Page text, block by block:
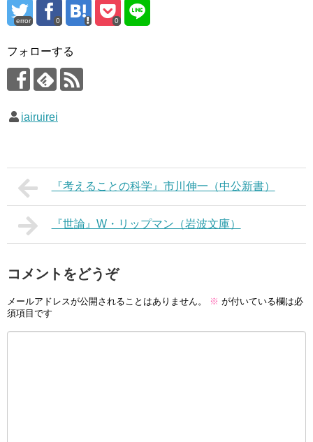
error 0 0
フォローする
iairuirei
『考えることの科学』市川伸一（中公新書）
『世論』W・リップマン（岩波文庫）
コメントをどうぞ
メールアドレスが公開されることはありません。 ※ が付いている欄は必
須項目です